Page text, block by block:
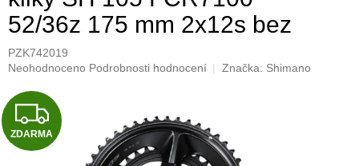
52/36z 175 mm 2x12s bez
PZK742019
Průměrné
produktu
0,0
z
Neohodnoceno Podrobnosti hodnocení Značka: Shimano
Z
D
ZDARMA